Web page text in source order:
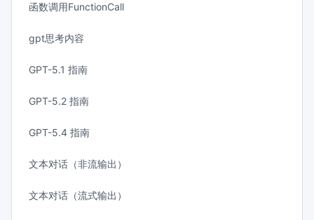
函数调用FunctionCall
gpt思考内容
GPT-5.1 指南
GPT-5.2 指南
GPT-5.4 指南
文本对话（非流输出）
文本对话（流式输出）